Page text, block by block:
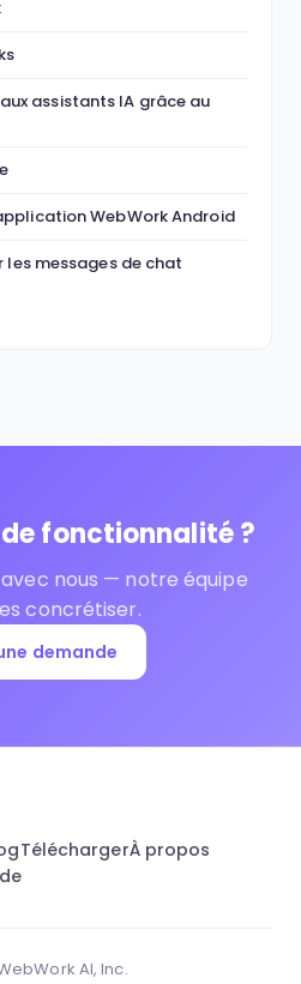
assistants IA grâce au
WebWork Android
les messages de chat
fonctionnalité ?
nous — notre équipe
concrétiser.
demande
TéléchargerÀ propos
AI, Inc.